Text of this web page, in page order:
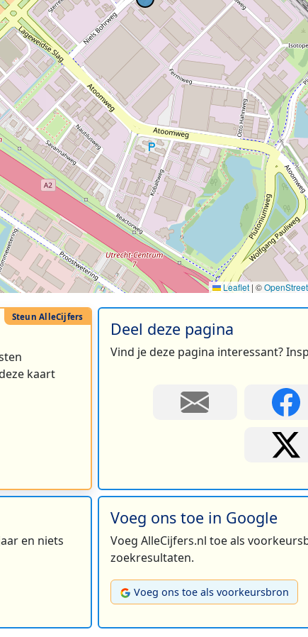
Leaflet | ©
kaart
Deel deze pagina
Vind je deze pagina interessant?
en niets
Voeg ons toe in Google
Voeg AlleCijfers.nl toe als
zoekresultaten.
Voeg ons toe als voorkeursbron